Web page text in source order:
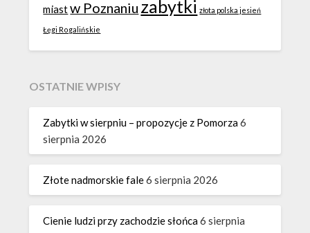
miastw Poznaniu zabytki złota polska jesień
Łęgi Rogalińskie
OSTATNIE WPISY
Zabytki w sierpniu – propozycje z Pomorza6
sierpnia 2026
Złote nadmorskie fale6 sierpnia 2026
Cienie ludzi przy zachodzie słońca6 sierpnia